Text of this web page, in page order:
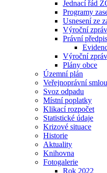
Jednací řád
Programy
Usnesení ze
Výroční
Právní
Výroční
Plány obce
Územní plán
Veřejnoprávní
Svoz odpadu
Místní poplatky
Klikací rozpočet
Statistické údaje
Krizové situace
Historie
Aktuality
Knihovna
Fotogalerie
Rok 2022